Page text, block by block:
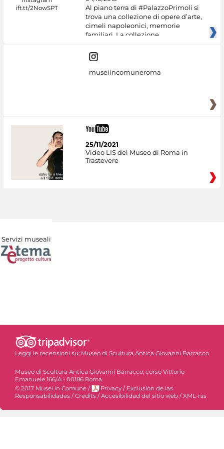
Al piano terra di #PalazzoPrimoli si
trova una collezione di opere d’arte,
cimeli napoleonici, memorie
familiari. La collezione
museiincomuneroma
25/11/2021
Video LIS del Museo di Roma in
Trastevere
Servizi museali
Leggi le recensioni su: Museo di Scultura Antica Giovanni Barracco
Museo di Scultura Antica Giovanni Barracco, corso Vittorio
Emanuele 166/A - 00186 Roma
© 2017 Musei in Comune / Privacy / Exclusiòn de las
Responsabilidades / Credits / Accesibilidad del sitio web / XML-rss